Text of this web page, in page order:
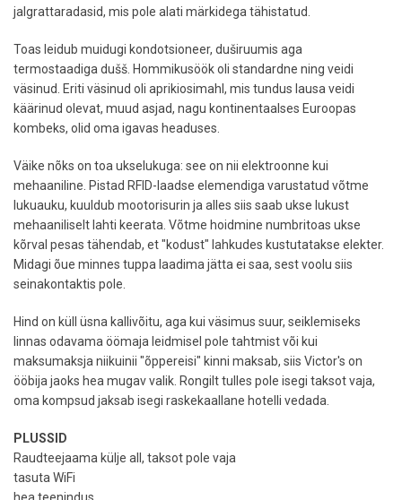
jalgrattaradasid, mis pole alati märkidega tähistatud.
Toas leidub muidugi kondotsioneer, duširuumis aga
termostaadiga dušš. Hommikusöök oli standardne ning veidi
väsinud. Eriti väsinud oli aprikiosimahl, mis tundus lausa veidi
käärinud olevat, muud asjad, nagu kontinentaalses Euroopas
kombeks, olid oma igavas headuses.
Väike nõks on toa ukselukuga: see on nii elektroonne kui
mehaaniline. Pistad RFID-laadse elemendiga varustatud võtme
lukuauku, kuuldub mootorisurin ja alles siis saab ukse lukust
mehaaniliselt lahti keerata. Võtme hoidmine numbritoas ukse
kõrval pesas tähendab, et "kodust" lahkudes kustutatakse elekter.
Midagi õue minnes tuppa laadima jätta ei saa, sest voolu siis
seinakontaktis pole.
Hind on küll üsna kallivõitu, aga kui väsimus suur, seiklemiseks
linnas odavama öömaja leidmisel pole tahtmist või kui
maksumaksja niikuinii "õppereisi" kinni maksab, siis Victor's on
ööbija jaoks hea mugav valik. Rongilt tulles pole isegi taksot vaja,
oma kompsud jaksab isegi raskekaallane hotelli vedada.
PLUSSID
Raudteejaama külje all, taksot pole vaja
tasuta WiFi
hea teenindus